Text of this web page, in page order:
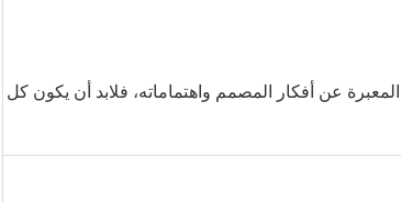
عن أفكار المصمم واهتماماته، فلابد أن يكون كل